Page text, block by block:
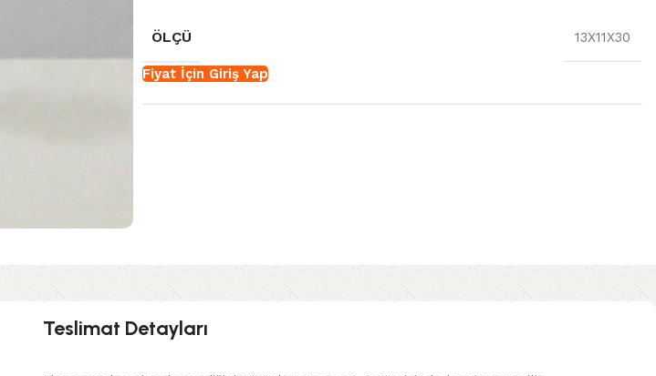
ÖLÇÜ 13X11X30
Fiyat İçin Giriş Yap
Teslimat Detayları